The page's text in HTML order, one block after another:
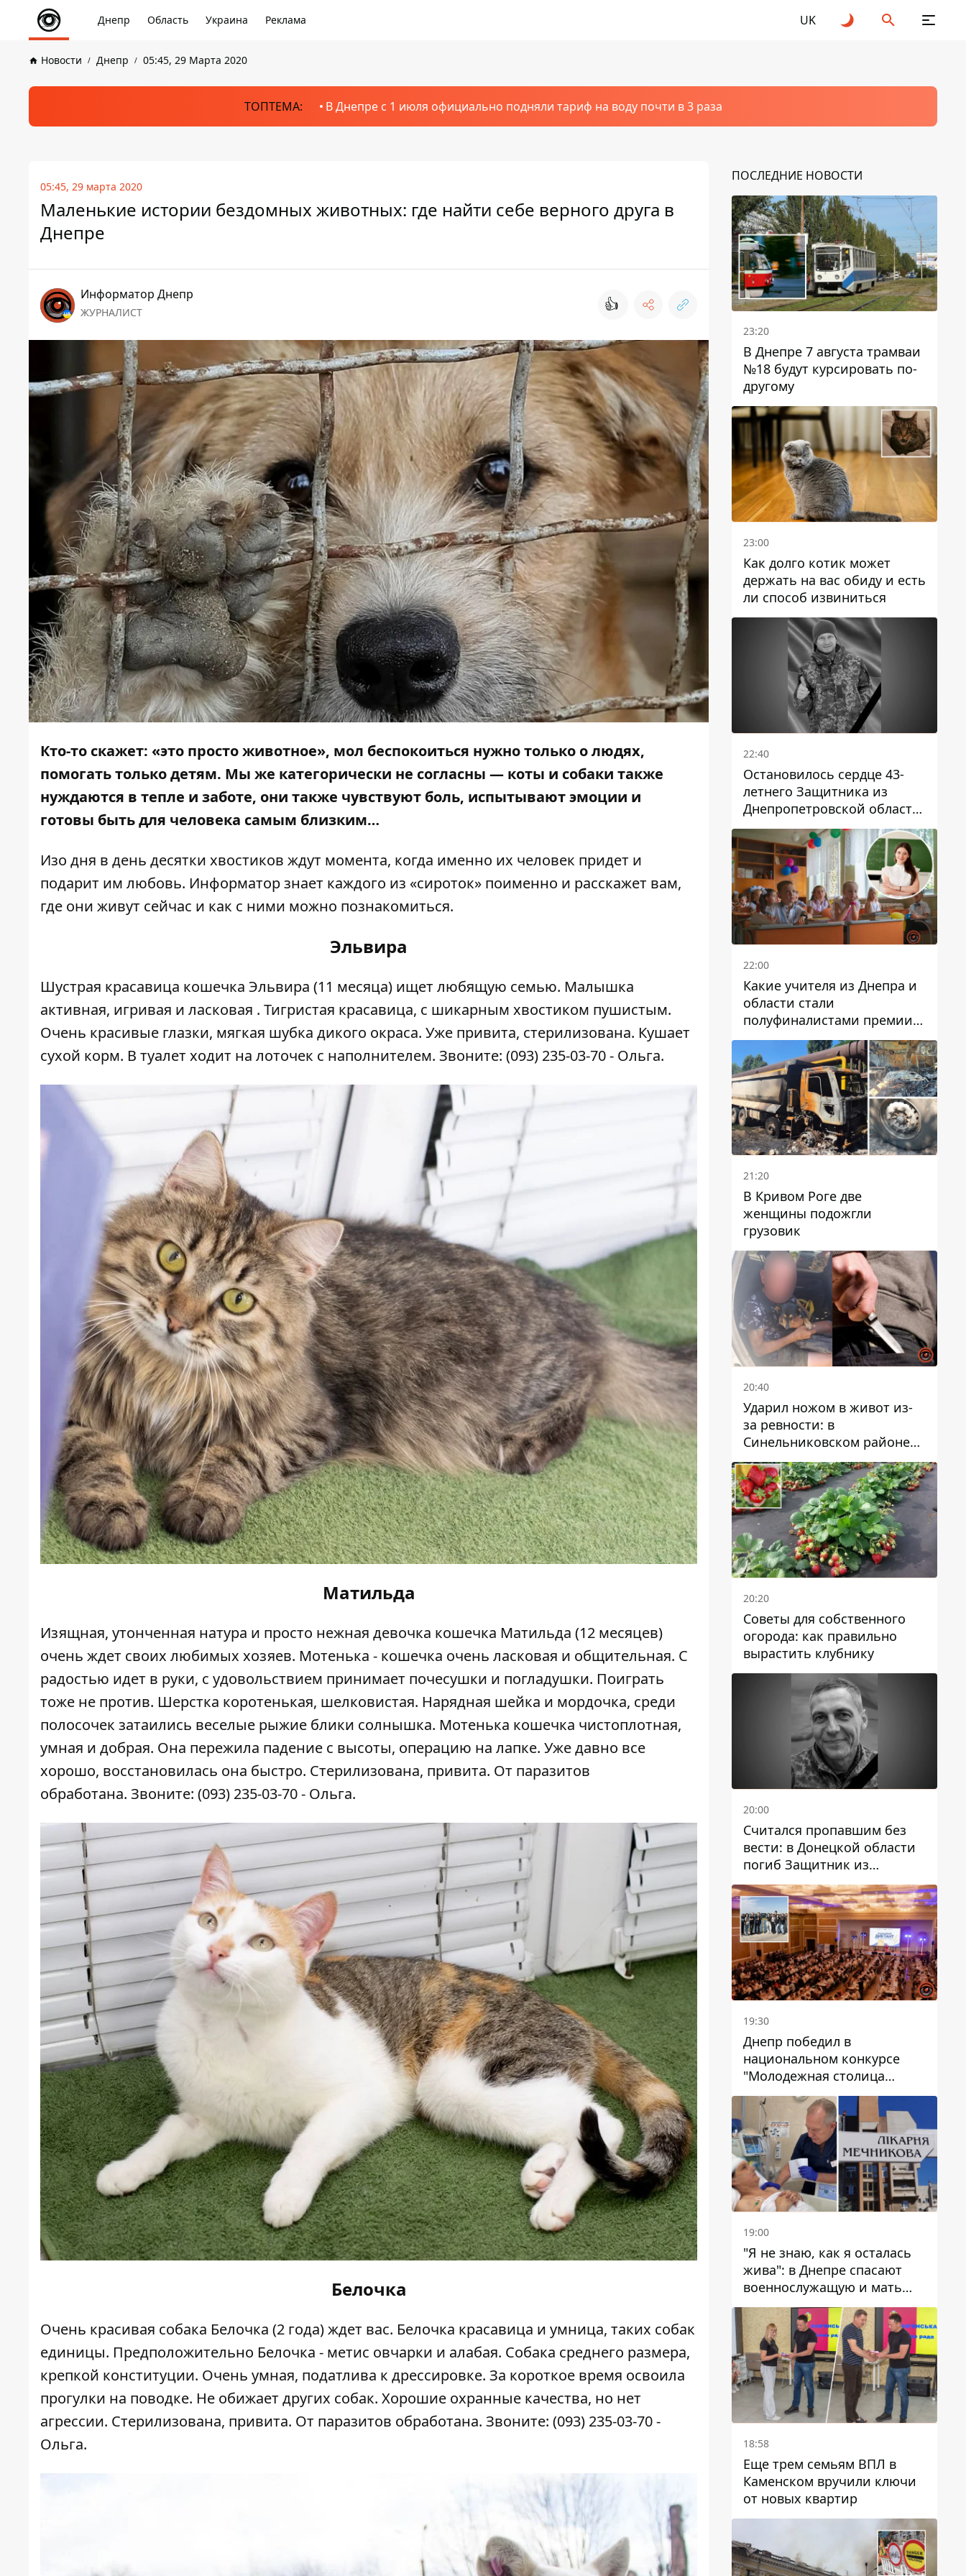
Днепр Область Украина Реклама UK
Новости Днепр 05:45, 29 Марта 2020
ТОПТЕМА: В Днепре с 1 июля официально подняли тариф на воду почти в 3 раза
05:45, 29 марта 2020
Маленькие истории бездомных животных: где найти себе верного друга в
Днепре
Информатор Днепр
ЖУРНАЛИСТ 👍
Кто-то скажет: «это просто животное», мол беспокоиться нужно только о людях,
помогать только детям. Мы же категорически не согласны — коты и собаки также
нуждаются в тепле и заботе, они также чувствуют боль, испытывают эмоции и
готовы быть для человека самым близким…
Изо дня в день десятки хвостиков ждут момента, когда именно их человек придет и
подарит им любовь. Информаторзнает каждого из «сироток» поименно и расскажет вам,
где они живут сейчас и как с ними можно познакомиться.
Эльвира
Шустрая красавица кошечка Эльвира (11 месяца) ищет любящую семью. Малышка
активная, игривая и ласковая . Тигристая красавица, с шикарным хвостиком пушистым.
Очень красивые глазки, мягкая шубка дикого окраса. Уже привита, стерилизована. Кушает
сухой корм. В туалет ходит на лоточек с наполнителем. Звоните: (093) 235-03-70 - Ольга.
Матильда
Изящная, утонченная натура и просто нежная девочка кошечка Матильда (12 месяцев)
очень ждет своих любимых хозяев. Мотенька - кошечка очень ласковая и общительная. С
радостью идет в руки, с удовольствием принимает почесушки и погладушки. Поиграть
тоже не против. Шерстка коротенькая, шелковистая. Нарядная шейка и мордочка, среди
полосочек затаились веселые рыжие блики солнышка. Мотенька кошечка чистоплотная,
умная и добрая. Она пережила падение с высоты, операцию на лапке. Уже давно все
хорошо, восстановилась она быстро. Стерилизована, привита. От паразитов
обработана. Звоните: (093) 235-03-70 - Ольга.
Белочка
Очень красивая собака Белочка (2 года) ждет вас. Белочка красавица и умница, таких собак
единицы. Предположительно Белочка - метис овчарки и алабая. Собака среднего размера,
крепкой конституции. Очень умная, податлива к дрессировке. За короткое время освоила
прогулки на поводке. Не обижает других собак. Хорошие охранные качества, но нет
агрессии. Стерилизована, привита. От паразитов обработана. Звоните: (093) 235-03-70 -
Ольга.
ПОСЛЕДНИЕ НОВОСТИ
23:20
В Днепре 7 августа трамваи
№18 будут курсировать по-
другому
23:00
Как долго котик может
держать на вас обиду и есть
ли способ извиниться
22:40
Остановилось сердце 43-
летнего Защитника из
Днепропетровской области
Евгения Зинченко
22:00
Какие учителя из Днепра и
области стали
полуфиналистами премии
Global Teacher Prize Ukraine
2026
21:20
В Кривом Роге две
женщины подожгли
грузовик
20:40
Ударил ножом в живот из-
за ревности: в
Синельниковском районе
задержали 49-летнего
мужчину за убийство
20:20
Советы для собственного
огорода: как правильно
вырастить клубнику
20:00
Считался пропавшим без
вести: в Донецкой области
погиб Защитник из
Каменского Антон
Красовский
19:30
Днепр победил в
национальном конкурсе
"Молодежная столица
Украины – 2026"
19:00
"Я не знаю, как я осталась
жива": в Днепре спасают
военнослужащую и мать
четверых детей, которую
ранил КАБ
18:58
Еще трем семьям ВПЛ в
Каменском вручили ключи
от новых квартир